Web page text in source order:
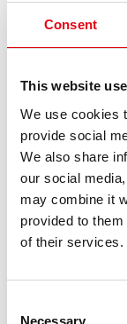
Consent
This website
We use cookies
provide social
We also share
our social
may combine it
provided to
of their services.
Necessary